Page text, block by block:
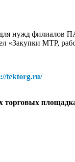
для нужд
«Закупки МТР,
tektorg.ru/
торговых